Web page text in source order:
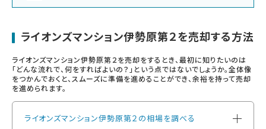
ライオンズマンション伊勢原第２を売却する方法
ライオンズマンション伊勢原第２を売却をするとき、最初に知りたいのは
「どんな流れで、何をすればよいの？」という点ではないでしょうか。全体像
をつかんでおくと、スムーズに準備を進めることができ、余裕を持って売却
を進められます。
ライオンズマンション伊勢原第２の相場を調べる